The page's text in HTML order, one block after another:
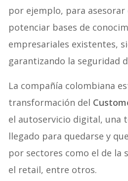
por ejemplo, para
potenciar bases de
empresariales existentes,
garantizando la seguridad
La compañía colombiana
transformación del
el autoservicio digital, una
llegado para quedarse y
por sectores como el de la
el retail, entre otros.